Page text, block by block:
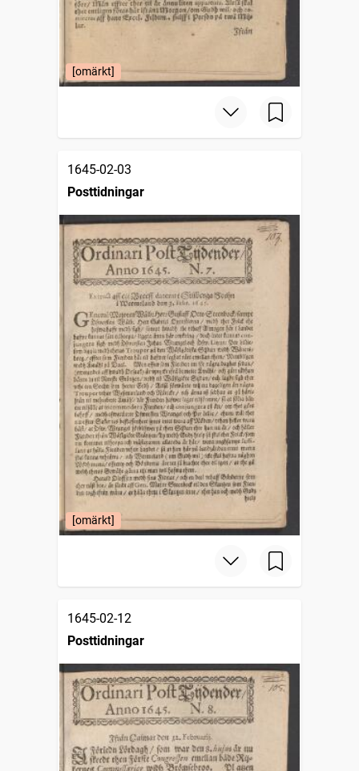
[omärkt]
1645-02-03
Posttidningar
[omärkt]
1645-02-12
Posttidningar